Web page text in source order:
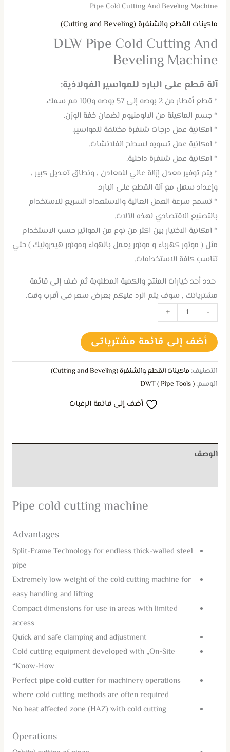
Pipe Cold Cutting And Beveling Machine
ماكينات القطع والشنفرة (Cutting and Beveling)
DLW Pipe Cold Cutting And
Beveling Machine
آلة قطع على البارد للمواسير الفولاذية:
* قطع أقطار من 2 بوصه إلى 57 بوصه و100 مم سمك.
* جسم الماكينة من الالومنيوم لضمان خفة الوزن.
* امكانية عمل درجات شنفرة مختلفة للمواسير.
* امكانية عمل تسويه لسطح الفلانشات.
* امكانية عمل شنفرة داخلية.
* يتم توفير معدل إزالة عالي للمعادن ، ونطاق تعديل كبير ،
وإعداد سهل مع آلة القطع على البارد.
* تسمح سرعة العمل العالية والاستعداد السريع للاستخدام
بالتصنيع الاقتصادي لهذه الآلات.
* امكانية الاختيار بين اكتر من نوع من المواتير حسب الاستخدام
مثل ( موتور كهرباء و موتور يعمل بالهواء وموتور هيدروليك ) حتي
تناسب كافة الاستخدامات.
حدد أحد خيارات المنتج والكمية المطلوبة ثم ضف إلى قائمة
مشترياتك , سوف يتم الرد عليكم بعرض سعر فى أقرب وقت.
-
+
أضف إلى قائمة مشترياتى
التصنيف:ماكينات القطع والشنفرة (Cutting and Beveling)
الوسم:DWT ( Pipe Tools )
أضف إلى قائمة الرغبات
الوصف
Pipe cold cutting machine
Advantages
Split-Frame Technology for endless thick-walled steel
pipe
Extremely low weight of the cold cutting machine for
easy handling and lifting
Compact dimensions for use in areas with limited
access
Quick and safe clamping and adjustment
Cold cutting equipment developed with „On-Site
Know-How“
Perfectpipe cold cutterfor machinery operations
where cold cutting methods are often required
No heat affected zone (HAZ) with cold cutting
Operations